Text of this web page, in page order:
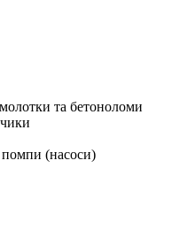
молотки та бетоноломи
помпи (насоси)